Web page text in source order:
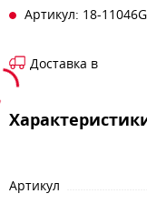
Артикул: 18-
Доставка в
Артикул